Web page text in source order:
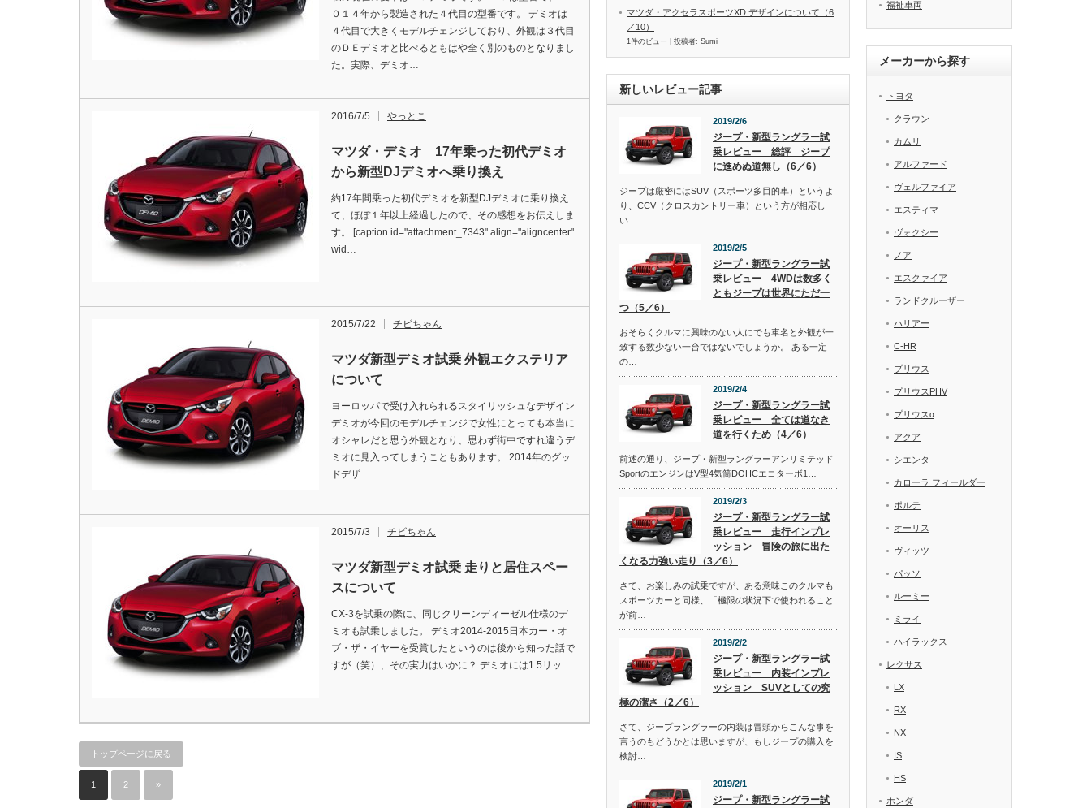
０１４年から製造された４代目の型番です。 デミオは
４代目で大きくモデルチェンジしており、外観は３代目
のＤＥデミオと比べるともはや全く別のものとなりまし
た。実際、デミオ…
2016/7/5 やっとこ
マツダ・デミオ 17年乗った初代デミオ
から新型DJデミオへ乗り換え
約17年間乗った初代デミオを新型DJデミオに乗り換え
て、ほぼ１年以上経過したので、その感想をお伝えしま
す。 [caption id="attachment_7343" align="aligncenter"
wid…
2015/7/22 チビちゃん
マツダ新型デミオ試乗 外観エクステリア
について
ヨーロッパで受け入れられるスタイリッシュなデザイン
デミオが今回のモデルチェンジで女性にとっても本当に
オシャレだと思う外観となり、思わず街中ですれ違うデ
ミオに見入ってしまうこともあります。 2014年のグッ
ドデザ…
2015/7/3 チビちゃん
マツダ新型デミオ試乗 走りと居住スペー
スについて
CX-3を試乗の際に、同じクリーンディーゼル仕様のデ
ミオも試乗しました。 デミオ2014-2015日本カー・オ
ブ・ザ・イヤーを受賞したというのは後から知った話で
すが（笑）、その実力はいかに？ デミオには1.5リッ…
トップページに戻る
1 2 »
マツダ・アクセラスポーツXD デザインについて（6
／10）
1件のビュー 投稿者: Sumi
新しいレビュー記事
2019/2/6
ジープ・新型ラングラー試
乗レビュー 総評 ジープ
に進めぬ道無し（6／6）
ジープは厳密にはSUV（スポーツ多目的車）というよ
り、CCV（クロスカントリー車）という方が相応し
い…
2019/2/5
ジープ・新型ラングラー試
乗レビュー 4WDは数多く
ともジープは世界にただ一
つ（5／6）
おそらくクルマに興味のない人にでも車名と外観が一
致する数少ない一台ではないでしょうか。 ある一定
の…
2019/2/4
ジープ・新型ラングラー試
乗レビュー 全ては道なき
道を行くため（4／6）
前述の通り、ジープ・新型ラングラーアンリミテッド
SportのエンジンはV型4気筒DOHCエコターボ1…
2019/2/3
ジープ・新型ラングラー試
乗レビュー 走行インプレ
ッション 冒険の旅に出た
くなる力強い走り（3／6）
さて、お楽しみの試乗ですが、ある意味このクルマも
スポーツカーと同様、「極限の状況下で使われること
が前…
2019/2/2
ジープ・新型ラングラー試
乗レビュー 内装インプレ
ッション SUVとしての究
極の潔さ（2／6）
さて、ジープラングラーの内装は冒頭からこんな事を
言うのもどうかとは思いますが、もしジープの購入を
検討…
2019/2/1
ジープ・新型ラングラー試
福祉車両
メーカーから探す
トヨタ
クラウン
カムリ
アルファード
ヴェルファイア
エスティマ
ヴォクシー
ノア
エスクァイア
ランドクルーザー
ハリアー
C-HR
プリウス
プリウスPHV
プリウスα
アクア
シエンタ
カローラ フィールダー
ポルテ
オーリス
ヴィッツ
パッソ
ルーミー
ミライ
ハイラックス
レクサス
LX
RX
NX
IS
HS
ホンダ